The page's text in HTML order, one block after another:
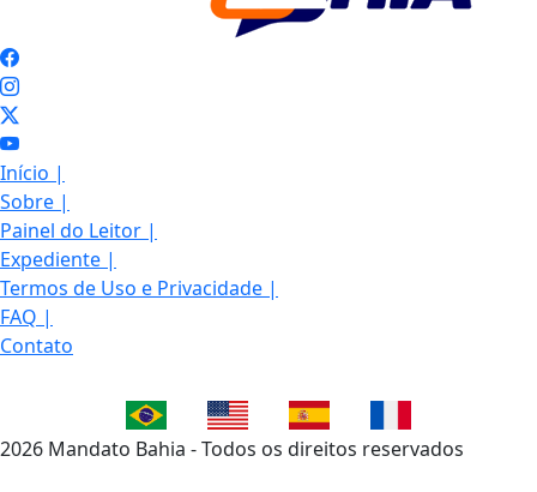
Início |
Sobre |
Painel do Leitor |
Expediente |
Termos de Uso e Privacidade |
FAQ |
Contato
2026 Mandato Bahia - Todos os direitos reservados